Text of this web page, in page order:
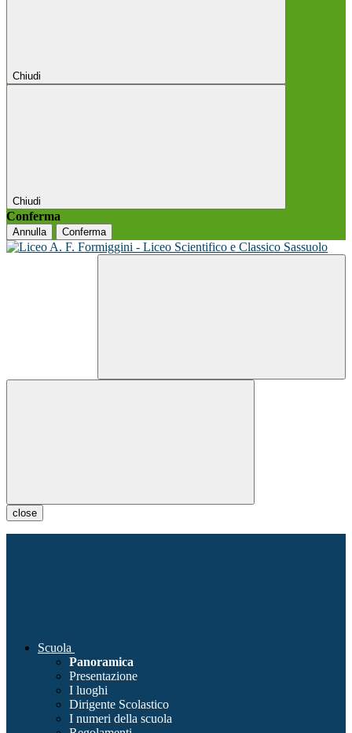
Chiudi
Chiudi
Conferma
Annulla Conferma
close
Scuola
Panoramica
Presentazione
I luoghi
Dirigente Scolastico
I numeri della scuola